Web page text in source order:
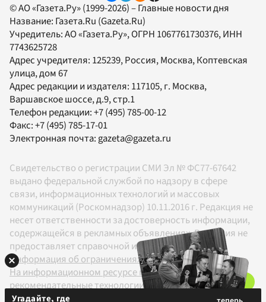
© АО «Газета.Ру» (1999-2026) – Главные новости дня
Название: Газета.Ru (Gazeta.Ru)
Учредитель:АО «Газета.Ру», ОГРН 1067761730376, ИНН
7743625728
Адрес учредителя: 125239, Россия, Москва, Коптевская
улица, дом 67
Адрес редакции и издателя: 117105, г. Москва,
Варшавское шоссе, д.9, стр.1
Телефон редакции:+7 (495) 785-00-12
Факс:+7 (495) 785-17-01
Электронная почта: gazeta@gazeta.ru
Свидетельство о регистрации СМИ Эл № ФС77-67642
выдано федеральной службой по надзору в сфере
связи, информационных технологий и массовых
коммуникаций (Роскомнадзор) 10.11.2016 г. Редакция не
несет ответственности за достоверность информации,
содержащейся в рекламных объявлениях. Редакция не
предоставляет справочной информации.
Информация об ограничениях
На информационном ресурсе применяются
рекомендательные технологии в соответствии с
Правилами
Угадайте, где